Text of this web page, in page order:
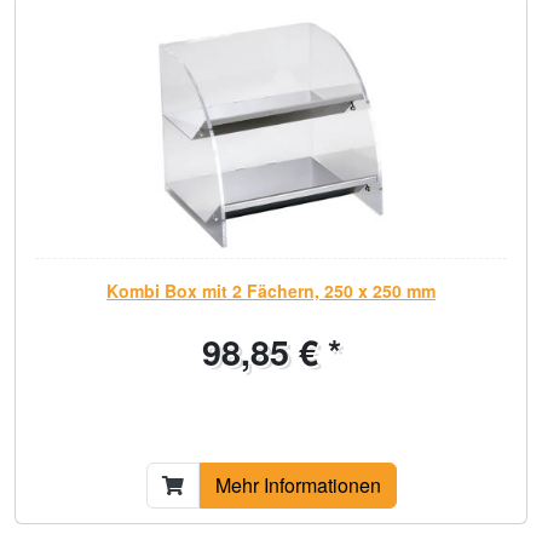
Kombi Box mit 2 Fächern, 250 x 250 mm
98,85 € *
Mehr Informationen